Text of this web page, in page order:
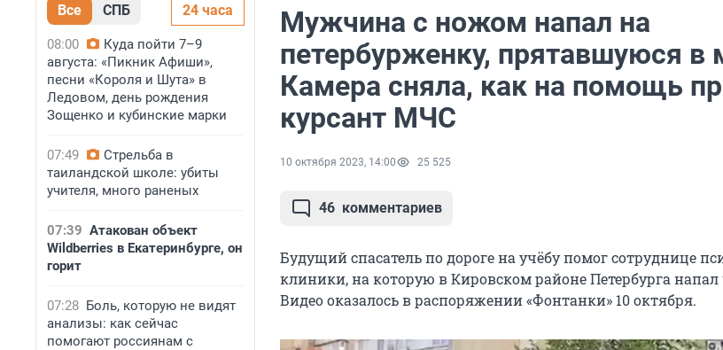
Все СПБ 24 часа
08:00
Куда пойти 7–9
августа: «Пикник Афиши»,
песни «Короля и Шута» в
Ледовом, день рождения
Зощенко и кубинские марки
07:49
Стрельба в
таиландской школе: убиты
учителя, много раненых
07:39 Атакован объект
Wildberries в Екатеринбурге, он
горит
07:28 Боль, которую не видят
анализы: как сейчас
помогают россиянам с
Мужчина с ножом напал на
петербурженку, прятавшуюся в
Камера сняла, как на помощь
курсант МЧС
10 октября 2023, 14:00 25 525
46 комментариев
Будущий спасатель по дороге на учёбу помог сотруднице
клиники, на которую в Кировском районе Петербурга
Видео оказалось в распоряжении «Фонтанки» 10 октября.